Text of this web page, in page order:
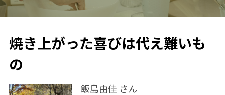
焼き上がった喜びは代え難いも
の
飯島由佳 さん